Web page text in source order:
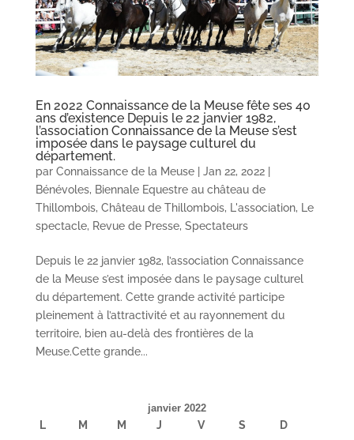
En 2022 Connaissance de la Meuse fête ses 40
ans d’existence Depuis le 22 janvier 1982,
l’association Connaissance de la Meuse s’est
imposée dans le paysage culturel du
département.
par Connaissance de la Meuse| Jan 22, 2022|
Bénévoles, Biennale Equestre au château de
Thillombois, Château de Thillombois, L'association,
Le
spectacle, Revue de Presse, Spectateurs
Depuis le 22 janvier 1982, l’association Connaissance
de la Meuse s’est imposée dans le paysage culturel
du département. Cette grande activité participe
pleinement à l’attractivité et au rayonnement du
territoire, bien au-delà des frontières de la
Meuse.Cette grande...
janvier 2022
L M M J V S D